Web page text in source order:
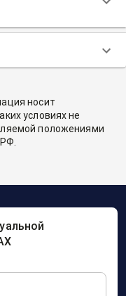
носит
условиях не
положениями